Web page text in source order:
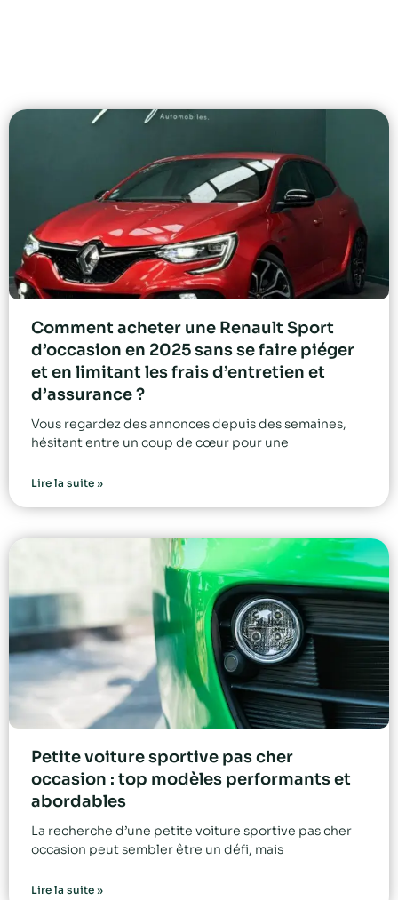
Comment acheter une Renault Sport
d’occasion en 2025 sans se faire piéger
et en limitant les frais d’entretien et
d’assurance ?
Vous regardez des annonces depuis des semaines,
hésitant entre un coup de cœur pour une
Lire la suite »
Petite voiture sportive pas cher
occasion : top modèles performants et
abordables
La recherche d’une petite voiture sportive pas cher
occasion peut sembler être un défi, mais
Lire la suite »